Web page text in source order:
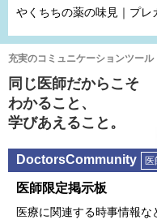
やくちちの薬の味見｜プレ
充実のコミュニケーションツール
同じ医師だからこそ
わかること、
学びあえること。
DoctorsCommunity 医
医師限定掲⽰板
医療に関連する時事情報